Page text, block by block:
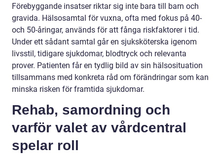
Förebyggande insatser riktar sig inte bara till barn och
gravida. Hälsosamtal för vuxna, ofta med fokus på 40-
och 50-åringar, används för att fånga riskfaktorer i tid.
Under ett sådant samtal går en sjuksköterska igenom
livsstil, tidigare sjukdomar, blodtryck och relevanta
prover. Patienten får en tydlig bild av sin hälsosituation
tillsammans med konkreta råd om förändringar som kan
minska risken för framtida sjukdomar.
Rehab, samordning och
varför valet av vårdcentral
spelar roll